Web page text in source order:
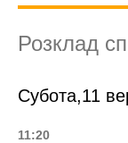
Розклад
Субота,11
11:20